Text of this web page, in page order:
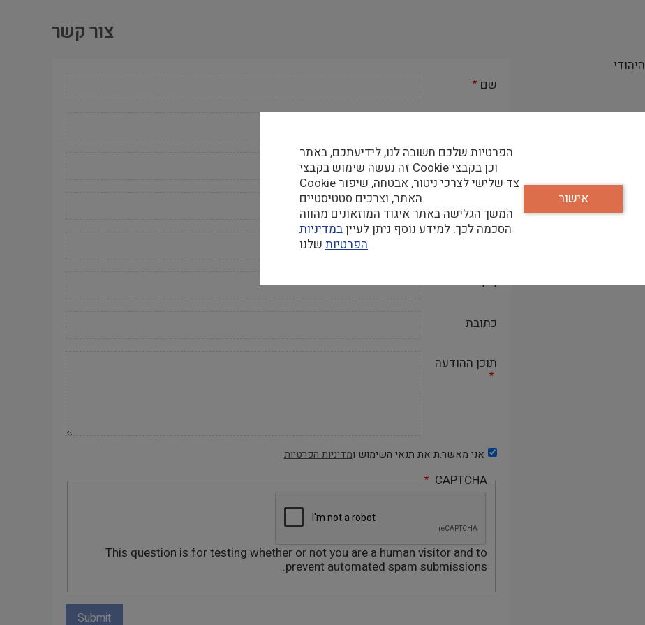
צור קשר
שם
תפקיד
נייד
כתובת
תוכן ההודעה
אני מאשר.ת את תנאי השימוש ומדיניות הפרטיות.
CAPTCHA
This question is for testing whether or not you are a human visitor and to
prevent automated spam submissions.
הפרטיות שלכם חשובה לנו, לידיעתכם, באתר
זה נעשה שימוש בקבצי Cookie וכן בקבצי
Cookie צד שלישי לצרכי ניטור, אבטחה, שיפור
האתר, וצרכים סטטיסטיים.
המשך הגלישה באתר איגוד המוזאונים מהווה
הסכמה לכך. למידע נוסף ניתן לעייןבמדיניות
הפרטיותשלנו.
אישור